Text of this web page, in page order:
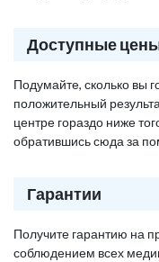
Доступные
Подумайте, сколько вы
положительный
центре гораздо ниже
обратившись сюда за
Гарантии
Получите гарантию на
соблюдением всех